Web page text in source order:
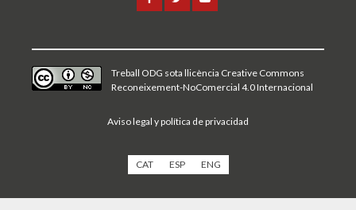
Treball ODG sota llicència Creative Commons
Reconeixement-NoComercial 4.0 Internacional
Aviso legal y política de privacidad
CAT ESP ENG